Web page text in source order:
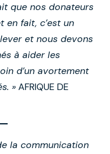
que nos donateurs
en fait, c’est un
et nous devons
à aider les
d’un avortement
»AFRIQUE DE
la communication